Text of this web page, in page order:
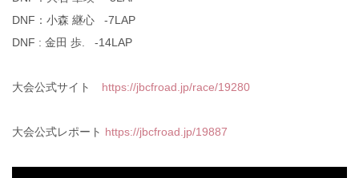
DNF：小森 継心 -7LAP
DNF : 金田 歩. -14LAP
大会公式サイト https://jbcfroad.jp/race/19280
大会公式レポート https://jbcfroad.jp/19887